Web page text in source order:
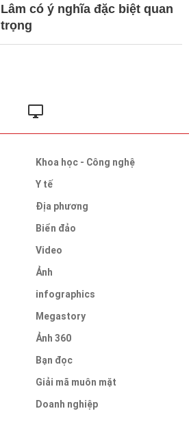
Lâm có ý nghĩa đặc biệt quan
trọng
Khoa học - Công nghệ
Y tế
Địa phương
Biển đảo
Video
Ảnh
infographics
Megastory
Ảnh 360
Bạn đọc
Giải mã muôn mặt
Doanh nghiệp